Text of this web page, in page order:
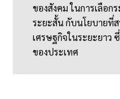
ของสังคม ในการเลือก
ระยะสั้น กับนโยบายที่
เศรษฐกิจในระยะยาว
ของประเทศ